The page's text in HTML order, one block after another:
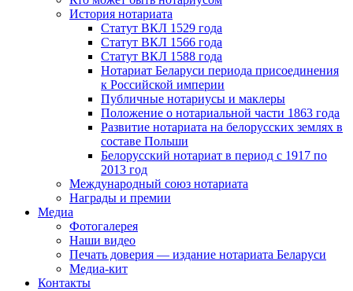
История нотариата
Статут ВКЛ 1529 года
Статут ВКЛ 1566 года
Статут ВКЛ 1588 года
Нотариат Беларуси периода присоединения
к Российской империи
Публичные нотариусы и маклеры
Положение о нотариальной части 1863 года
Развитие нотариата на белорусских землях в
составе Польши
Белорусский нотариат в период с 1917 по
2013 год
Международный союз нотариата
Награды и премии
Медиа
Фотогалерея
Наши видео
Печать доверия — издание нотариата Беларуси
Медиа-кит
Контакты